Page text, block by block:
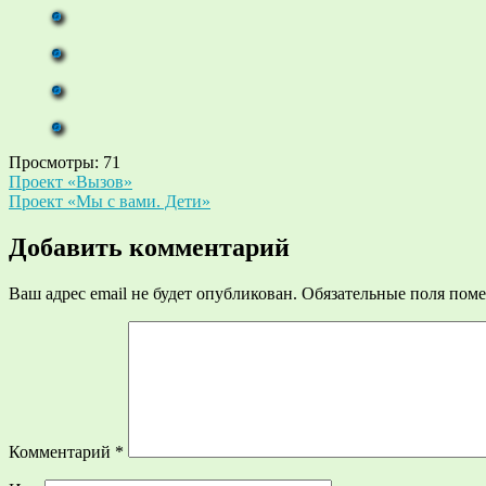
Просмотры: 71
Навигация
по
записям
Проект «Вызов»
Проект «Мы с вами. Дети»
Добавить комментарий
Ваш адрес email не будет опубликован. Обязательные поля
Комментарий *